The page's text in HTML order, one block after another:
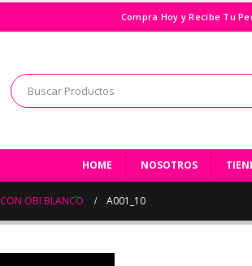
Compra Hoy y Recibe Tu
HOME NOSOTROS
OBI BLANCO A001_10